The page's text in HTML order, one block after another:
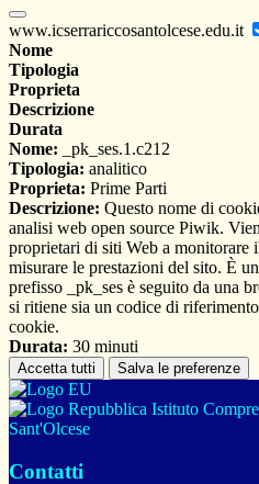
www.icserrariccosantolcese.edu.it
Nome
Tipologia
Proprieta
Descrizione
Durata
Nome: _pk_ses.1.c212
Tipologia: analitico
Proprieta: Prime Parti
Descrizione: Questo nome di
analisi web open source Piwik.
proprietari di siti Web a monitorare
misurare le prestazioni del sito. È
prefisso _pk_ses è seguito da una
si ritiene sia un codice di
cookie.
Durata: 30 minuti
Accetta tutti Salva le preferenze
Istituto
Sant'Olcese
Contatti